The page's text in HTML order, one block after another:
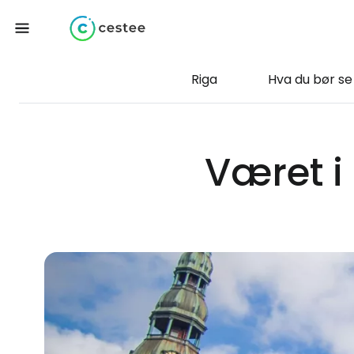
Riga Hva du bør se
Været i